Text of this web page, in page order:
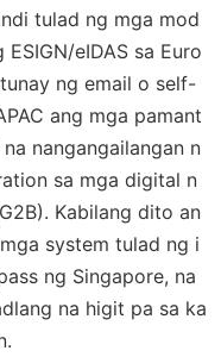
tulad ng mga mod
eIDAS sa Euro
ng email o self-
ang mga pamant
nangangailangan n
sa mga digital n
Kabilang dito an
system tulad ng i
ng Singapore, na
na higit pa sa ka